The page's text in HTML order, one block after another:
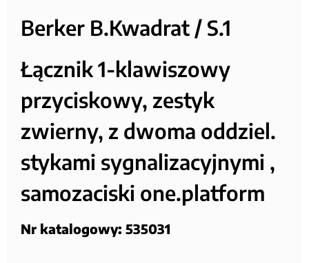
Berker B.Kwadrat / S.1
Łącznik 1-klawiszowy
przyciskowy, zestyk
zwierny, z dwoma oddziel.
stykami sygnalizacyjnymi ,
samozaciski one.platform
Nr katalogowy: 535031